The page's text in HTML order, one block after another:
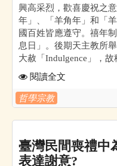
興高采烈，歡喜慶祝之
年」、「羊角年」和「
國百姓皆應遵守。禧年
息日」。後期天主教所
大赦「Indulgence」，
閱讀全文
哲學宗教
臺灣民間喪禮中
表達謝意?